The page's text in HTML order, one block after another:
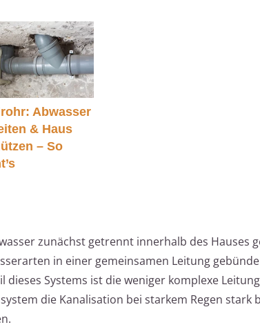
Abwasser
& Haus
– So
zunächst getrennt innerhalb des Hauses
in einer gemeinsamen Leitung
Systems ist die weniger komplexe
die Kanalisation bei starkem Regen stark